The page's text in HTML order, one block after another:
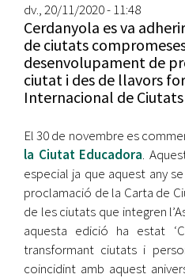
dv., 20/11/2020 - 11:48
Cerdanyola es va
de ciutats
desenvolupament de
ciutat i des de llavors
Internacional de
El 30 de novembre es
la Ciutat Educadora.
especial ja que aquest any
proclamació de la Carta de
de les ciutats que integren
aquesta edició ha estat
transformant ciutats i
coincidint amb aquest